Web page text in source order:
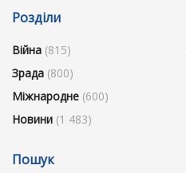
Розділи
Війна (815)
Зрада (800)
Міжнародне (600)
Новини (1 483)
Пошук